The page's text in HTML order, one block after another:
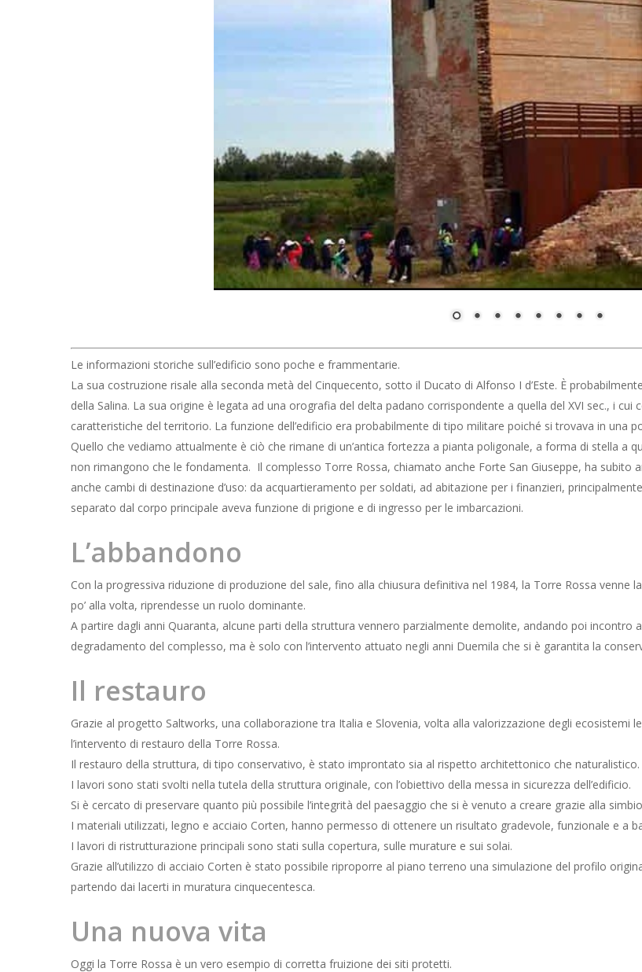
Le informazioni storiche sull’edificio sono poche e frammentarie.
La sua costruzione risale alla seconda metà del Cinquecento, sotto il Ducato di Alfonso I d’Este. È
della Salina. La sua origine è legata ad una orografia del delta padano corrispondente a quella del XVI sec., i
caratteristiche del territorio. La funzione dell’edificio era probabilmente di tipo militare poiché si trovava in una
Quello che vediamo attualmente è ciò che rimane di un’antica fortezza a pianta poligonale, a forma di stella
non rimangono che le fondamenta. Il complesso Torre Rossa, chiamato anche Forte San Giuseppe, ha
anche cambi di destinazione d’uso: da acquartieramento per soldati, ad abitazione per i finanzieri,
separato dal corpo principale aveva funzione di prigione e di ingresso per le imbarcazioni.
L’abbandono
Con la progressiva riduzione di produzione del sale, fino alla chiusura definitiva nel 1984, la Torre Rossa
po’ alla volta, riprendesse un ruolo dominante.
A partire dagli anni Quaranta, alcune parti della struttura vennero parzialmente demolite, andando poi
degradamento del complesso, ma è solo con l’intervento attuato negli anni Duemila che si è garantita la
Il restauro
Grazie al progetto Saltworks, una collaborazione tra Italia e Slovenia, volta alla valorizzazione degli ecosistemi
l’intervento di restauro della Torre Rossa.
Il restauro della struttura, di tipo conservativo, è stato improntato sia al rispetto architettonico che naturalistico.
I lavori sono stati svolti nella tutela della struttura originale, con l’obiettivo della messa in sicurezza dell’edificio.
Si è cercato di preservare quanto più possibile l’integrità del paesaggio che si è venuto a creare grazie alla
I materiali utilizzati, legno e acciaio Corten, hanno permesso di ottenere un risultato gradevole, funzionale e a
I lavori di ristrutturazione principali sono stati sulla copertura, sulle murature e sui solai.
Grazie all’utilizzo di acciaio Corten è stato possibile riproporre al piano terreno una simulazione del profilo
partendo dai lacerti in muratura cinquecentesca.
Una nuova vita
Oggi la Torre Rossa è un vero esempio di corretta fruizione dei siti protetti.